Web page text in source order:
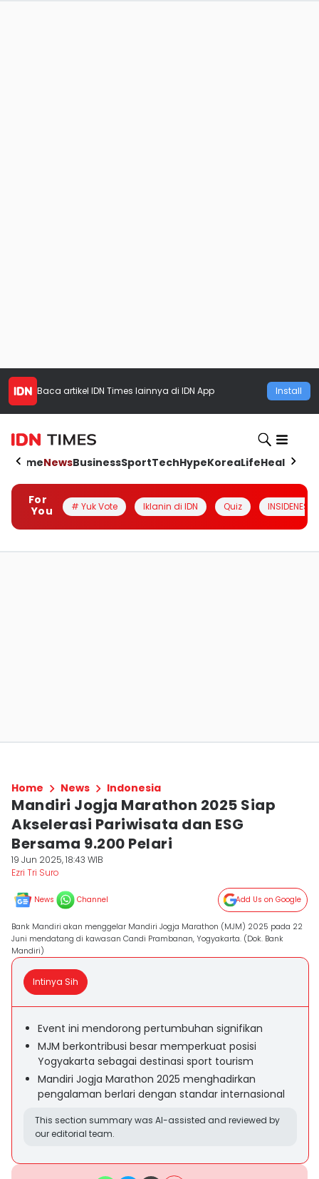
Baca artikel IDN Times lainnya di IDN App Install
HomeNewsBusinessSportTechHypeKoreaLifeHealth
For
You
# Yuk Vote Iklanin di IDN Quiz INSIDENESIA
Home News Indonesia
Mandiri Jogja Marathon 2025 Siap
Akselerasi Pariwisata dan ESG
Bersama 9.200 Pelari
19 Jun 2025, 18:43 WIB
Ezri Tri Suro
News Channel Add Us on Google
Bank Mandiri akan menggelar Mandiri Jogja Marathon (MJM) 2025 pada 22
Juni mendatang di kawasan Candi Prambanan, Yogyakarta. (Dok. Bank
Mandiri)
Intinya Sih
Event ini mendorong pertumbuhan signifikan
MJM berkontribusi besar memperkuat posisi
Yogyakarta sebagai destinasi sport tourism
Mandiri Jogja Marathon 2025 menghadirkan
pengalaman berlari dengan standar internasional
This section summary was AI-assisted and reviewed by
our editorial team.